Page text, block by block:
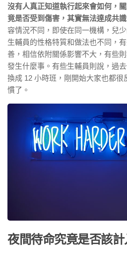
沒有人真正知道執行起來會如何，
竟是否受到傷害，其實無法達成共識
容情況不同，即使在同一機構，兒
生輔員的性格特質和做法也不同，
善，相信依附關係影響不大，有些
發生什麼事。有些生輔員則說，過
換成 12 小時班，剛開始大家也都很
慣了。
夜間待命究竟是否該計